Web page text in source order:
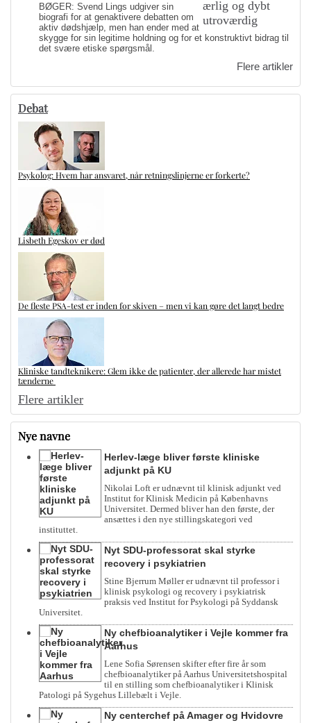
BØGER: Svend Lings udgiver sin
biografi for at genaktivere debatten om
aktiv dødshjælp, men han ender med at
skygge for sin legitime holdning og for et konstruktivt bidrag til
det svære etiske spørgsmål.
Flere artikler
Debat
Psykolog: Hvem har ansvaret, når retningslinjerne er forkerte?
Lisbeth Egeskov er død
De fleste PSA-test er inden for skiven – men vi kan gøre det langt bedre
Kliniske tandteknikere: Glem ikke de patienter, der allerede har mistet
tænderne
Flere artikler
Nye navne
Herlev-læge bliver første kliniske
adjunkt på KU
Nikolai Loft er udnævnt til klinisk adjunkt ved
Institut for Klinisk Medicin på Københavns
Universitet. Dermed bliver han den første, der
ansættes i den nye stillingskategori ved
instituttet.
Nyt SDU-professorat skal styrke
recovery i psykiatrien
Stine Bjerrum Møller er udnævnt til professor i
klinisk psykologi og recovery i psykiatrisk
praksis ved Institut for Psykologi på Syddansk
Universitet.
Ny chefbioanalytiker i Vejle kommer fra
Aarhus
Lene Sofia Sørensen skifter efter fire år som
chefbioanalytiker på Aarhus Universitetshospital
til en stilling som chefbioanalytiker i Klinisk
Patologi på Sygehus Lillebælt i Vejle.
Ny centerchef på Amager og Hvidovre